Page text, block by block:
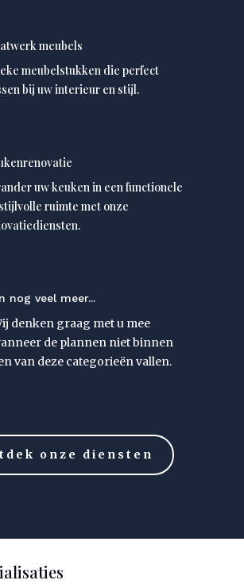
meubels
meubelstukken die perfect
bij uw interieur en stijl.
uw keuken in een functionele
ruimte met onze
nog veel meer...
denken graag met u mee
de plannen niet binnen
van deze categorieën vallen.
onze diensten